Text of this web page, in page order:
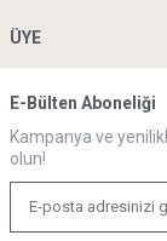
ÜYE
E-Bülten Aboneliği
Kampanya ve
olun!